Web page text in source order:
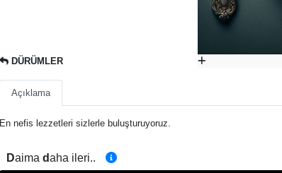
DÜRÜMLER
Açıklama
En nefis lezzetleri sizlerle buluşturuyoruz.
Daima daha ileri..